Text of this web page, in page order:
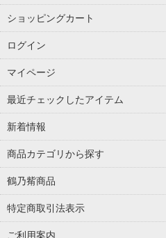
ショッピングカート
ログイン
マイページ
最近チェックしたアイテム
新着情報
商品カテゴリから探す
鶴乃觜商品
特定商取引法表示
ご利用案内